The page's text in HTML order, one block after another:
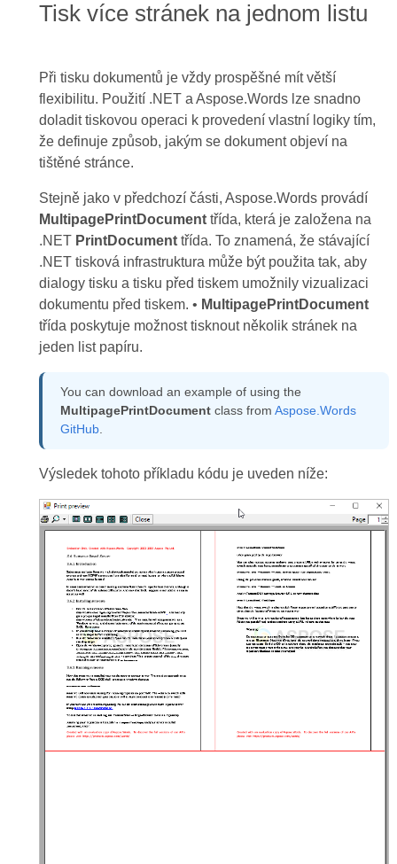
Tisk více stránek na jednom listu
Při tisku dokumentů je vždy prospěšné mít větší
flexibilitu. Použití .NET a Aspose.Words lze snadno
doladit tiskovou operaci k provedení vlastní logiky tím,
že definuje způsob, jakým se dokument objeví na
tištěné stránce.
Stejně jako v předchozí části, Aspose.Words provádí
MultipagePrintDocumenttřída, která je založena na
.NET PrintDocumenttřída. To znamená, že stávající
.NET tisková infrastruktura může být použita tak, aby
dialogy tisku a tisku před tiskem umožnily vizualizaci
dokumentu před tiskem. • MultipagePrintDocument
třída poskytuje možnost tisknout několik stránek na
jeden list papíru.
You can download an example of using the
MultipagePrintDocumentclass from Aspose.Words
GitHub.
Výsledek tohoto příkladu kódu je uveden níže: